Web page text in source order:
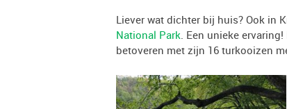
Liever wat dichter bij huis? Ook in
National Park. Een unieke
betoveren met zijn 16 turkooizen